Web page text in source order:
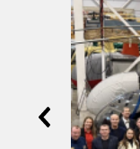
ДОКУМЕНТЫ
КОМПАНИИ
АВИАПАРК
СЕРВИС